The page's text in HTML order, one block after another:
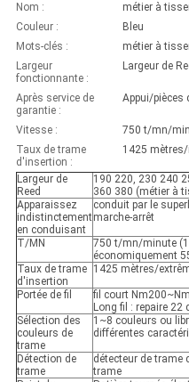
Nom :
métier à
Couleur :
Bleu
Mots-clés :
métier à
Largeur
fonctionnante :
Largeur de
Après service de
garantie :
Appui/pièces
Vitesse :
750 t/mn/
Taux de trame
d'insertion :
1425
Largeur de
Reed
190 220, 230 240
360 380 (métier à
Apparaissez
indistinctement
en conduisant
conduit par le
marche-arrêt
T/MN
750 t/mn/minute
économiquement
Taux de trame
d'insertion
1425 mètres/
Portée de fil
fil court
Long fil : repaire
Sélection des
couleurs de
trame
1~8 couleurs ou
différentes
Détection de
trame
détecteur de trame
trame